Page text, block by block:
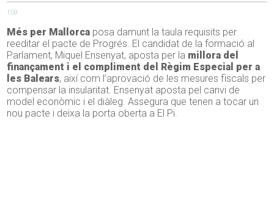
159
Més per Mallorca posa damunt la taula requisits per
reeditar el pacte de Progrés. El candidat de la formació al
Parlament, Miquel Ensenyat, aposta per la millora del
finançament i el compliment del Règim Especial per a
les Balears, així com l’aprovació de les mesures fiscals per
compensar la insularitat. Ensenyat aposta pel canvi de
model econòmic i el diàleg. Assegura que tenen a tocar un
nou pacte i deixa la porta oberta a El Pi.